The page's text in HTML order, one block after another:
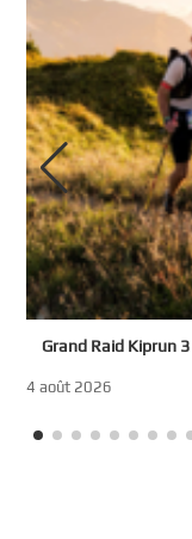
Grand Raid Kiprun
4 août 2026